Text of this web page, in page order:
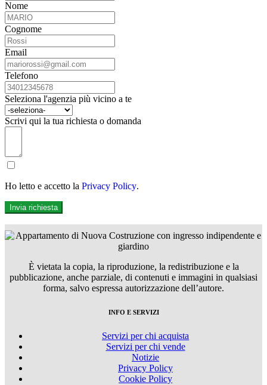
Nome
Cognome
Email
Telefono
Seleziona l'agenzia più vicino a te
Scrivi qui la tua richiesta o domanda
Ho letto e accetto la Privacy Policy.
Invia richiesta
È vietata la copia, la riproduzione, la redistribuzione e la
pubblicazione, anche parziale, di contenuti e immagini in qualsiasi
forma, salvo espressa autorizzazione dell’autore.
INFO E SERVIZI
Servizi per chi acquista
Servizi per chi vende
Notizie
Privacy Policy
Cookie Policy